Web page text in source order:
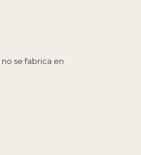
se fabrica en